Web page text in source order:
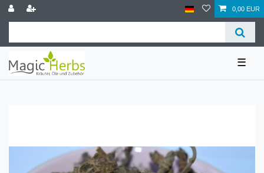
0,00 EUR
☰